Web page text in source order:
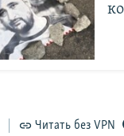
Читать без VPN